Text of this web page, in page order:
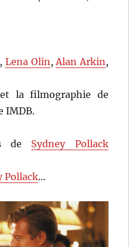
,Lena Olin , Alan Arkin ,
et la filmographie de
IMDB.
de Sydney Pollack
Pollack…